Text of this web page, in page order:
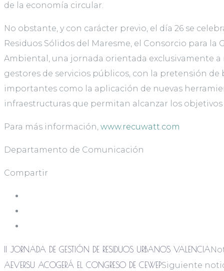
de la economía circular.
No obstante, y con carácter previo, el día 26 se
Residuos Sólidos del Maresme, el Consorcio para
Ambiental, una jornada orientada exclusivamente
gestores de servicios públicos, con la pretensión
importantes como la aplicación de nuevas
infraestructuras que permitan alcanzar los objetivos
Para más información, www.recuwatt.com
Departamento de Comunicación
Compartir
II JORNADA DE GESTIÓN DE RESIDUOS URBANOS VALENCIA
AEVERSU ACOGERÁ EL CONGRESO DE CEWEPSiguiente